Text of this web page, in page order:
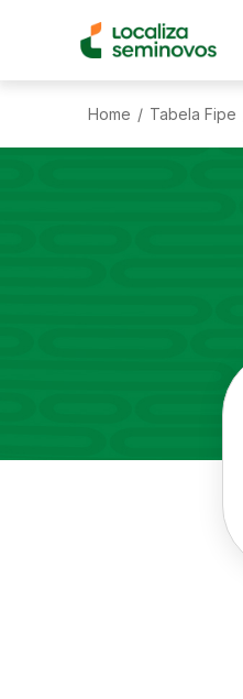
Home / Tabela Fipe